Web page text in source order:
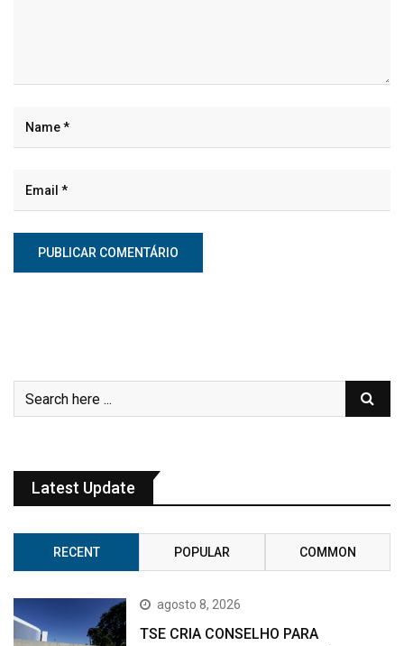
Latest Update
RECENT POPULAR COMMON
agosto 8, 2026
TSE CRIA CONSELHO PARA